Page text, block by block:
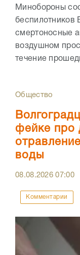
Минобороны
беспилотников
смертоносные
воздушном
течение
Общество
фейке про
воды
08.08.202607:00
Комментарии